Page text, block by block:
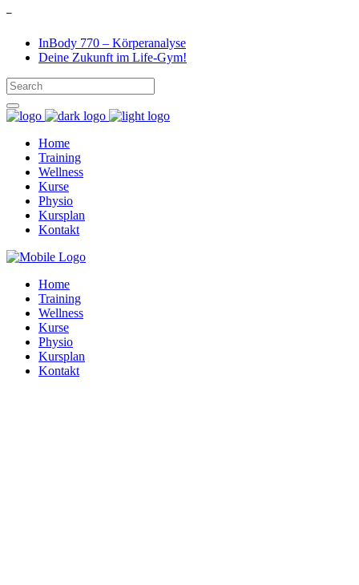
–
InBody 770 – Körperanalyse
Deine Zukunft im Life-Gym!
Home
Training
Wellness
Kurse
Physio
Kursplan
Kontakt
Home
Training
Wellness
Kurse
Physio
Kursplan
Kontakt